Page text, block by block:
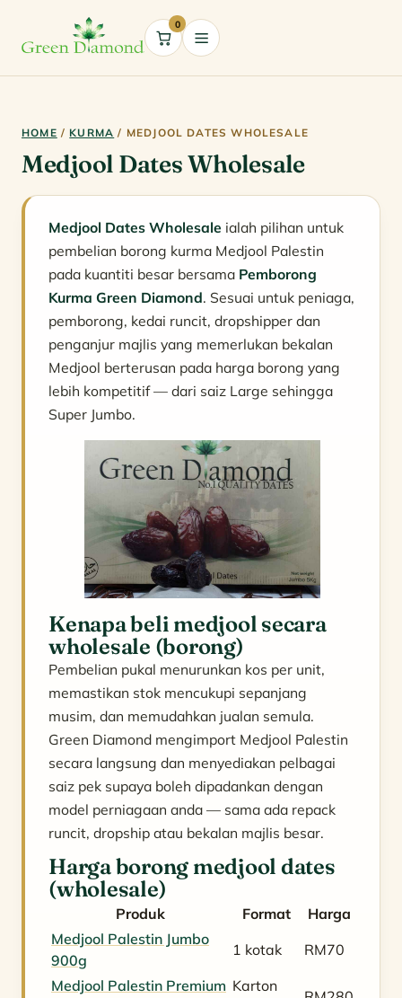
Cart
0
HOME / KURMA / MEDJOOL DATES WHOLESALE
Medjool Dates Wholesale
Medjool Dates Wholesale ialah pilihan untuk
pembelian borong kurma Medjool Palestin
pada kuantiti besar bersama Pemborong
Kurma Green Diamond. Sesuai untuk peniaga,
pemborong, kedai runcit, dropshipper dan
penganjur majlis yang memerlukan bekalan
Medjool berterusan pada harga borong yang
lebih kompetitif — dari saiz Large sehingga
Super Jumbo.
Kenapa beli medjool secara
wholesale (borong)
Pembelian pukal menurunkan kos per unit,
memastikan stok mencukupi sepanjang
musim, dan memudahkan jualan semula.
Green Diamond mengimport Medjool Palestin
secara langsung dan menyediakan pelbagai
saiz pek supaya boleh dipadankan dengan
model perniagaan anda — sama ada repack
runcit, dropship atau bekalan majlis besar.
Harga borong medjool dates
(wholesale)
Produk Format
Harga
Medjool Palestin Jumbo
900g
1 kotak
RM70
Medjool Palestin Premium Karton